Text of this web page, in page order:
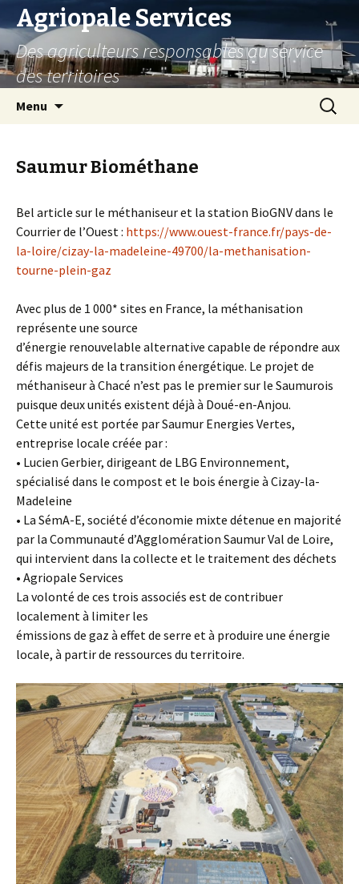
Agriopale Services
Des agriculteurs responsables au service
des territoires
Menu
Saumur Biométhane
Bel article sur le méthaniseur et la station BioGNV dans le
Courrier de l’Ouest : https://www.ouest-france.fr/pays-de-
la-loire/cizay-la-madeleine-49700/la-methanisation-
tourne-plein-gaz
Avec plus de 1 000* sites en France, la méthanisation
représente une source
d’énergie renouvelable alternative capable de répondre aux
défis majeurs de la transition énergétique. Le projet de
méthaniseur à Chacé n’est pas le premier sur le Saumurois
puisque deux unités existent déjà à Doué-en-Anjou.
Cette unité est portée par Saumur Energies Vertes,
entreprise locale créée par :
• Lucien Gerbier, dirigeant de LBG Environnement,
spécialisé dans le compost et le bois énergie à Cizay-la-
Madeleine
• La SémA-E, société d’économie mixte détenue en majorité
par la Communauté d’Agglomération Saumur Val de Loire,
qui intervient dans la collecte et le traitement des déchets
• Agriopale Services
La volonté de ces trois associés est de contribuer
localement à limiter les
émissions de gaz à effet de serre et à produire une énergie
locale, à partir de ressources du territoire.